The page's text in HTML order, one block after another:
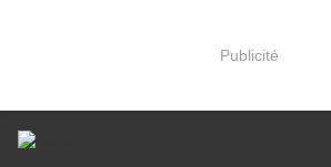
Publicité